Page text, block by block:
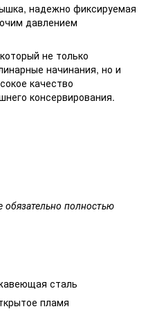
надежно фиксируемая
давлением
не только
начинания, но и
качество
консервирования.
обязательно полностью
сталь
пламя